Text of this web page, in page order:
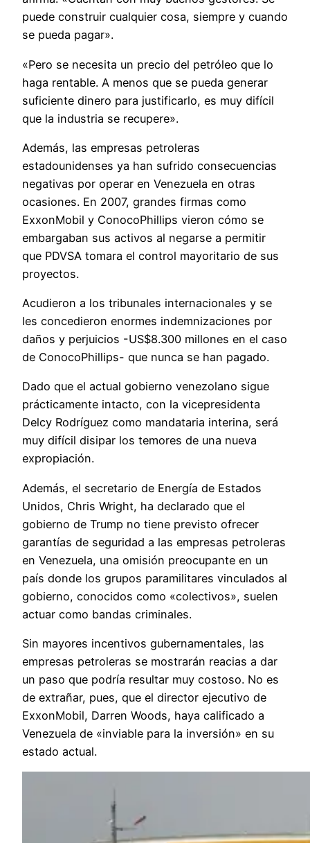
puede construir cualquier cosa, siempre y cuando
se pueda pagar».
«Pero se necesita un precio del petróleo que lo
haga rentable. A menos que se pueda generar
suficiente dinero para justificarlo, es muy difícil
que la industria se recupere».
Además, las empresas petroleras
estadounidenses ya han sufrido consecuencias
negativas por operar en Venezuela en otras
ocasiones. En 2007, grandes firmas como
ExxonMobil y ConocoPhillips vieron cómo se
embargaban sus activos al negarse a permitir
que PDVSA tomara el control mayoritario de sus
proyectos.
Acudieron a los tribunales internacionales y se
les concedieron enormes indemnizaciones por
daños y perjuicios -US$8.300 millones en el caso
de ConocoPhillips- que nunca se han pagado.
Dado que el actual gobierno venezolano sigue
prácticamente intacto, con la vicepresidenta
Delcy Rodríguez como mandataria interina, será
muy difícil disipar los temores de una nueva
expropiación.
Además, el secretario de Energía de Estados
Unidos, Chris Wright, ha declarado que el
gobierno de Trump no tiene previsto ofrecer
garantías de seguridad a las empresas petroleras
en Venezuela, una omisión preocupante en un
país donde los grupos paramilitares vinculados al
gobierno, conocidos como «colectivos», suelen
actuar como bandas criminales.
Sin mayores incentivos gubernamentales, las
empresas petroleras se mostrarán reacias a dar
un paso que podría resultar muy costoso. No es
de extrañar, pues, que el director ejecutivo de
ExxonMobil, Darren Woods, haya calificado a
Venezuela de «inviable para la inversión» en su
estado actual.